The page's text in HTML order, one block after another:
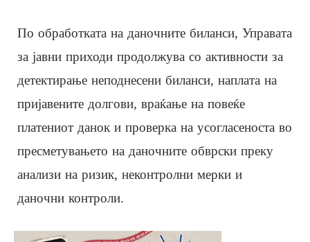
По обработката на даночните биланси, Управата
за јавни приходи продолжува со активности за
детектирање неподнесени биланси, наплата на
пријавените долгови, враќање на повеќе
платениот данок и проверка на усогласеноста во
пресметувањето на даночните обврски преку
анализи на ризик, неконтролни мерки и
даночни контроли.